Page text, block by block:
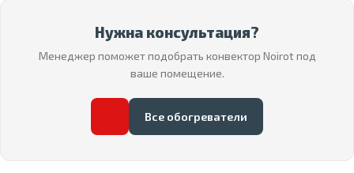
Нужна консультация?
Менеджер поможет подобрать конвектор Noirot под
ваше помещение.
Все обогреватели